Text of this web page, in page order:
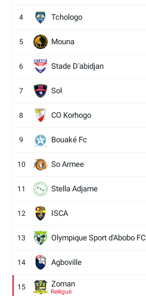
4 Tchologo
5 Mouna
6 Stade D'abidjan
7 Sol
8 CO Korhogo
9 Bouaké Fc
10 So Armee
11 Stella Adjame
12 ISCA
13 Olympique Sport d'Abobo FC
14 Agboville
15 Zoman
Relégué